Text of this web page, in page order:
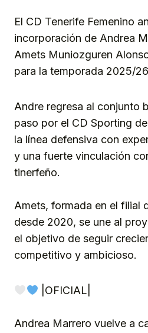
El CD Tenerife Femenino
incorporación de Andrea
Amets Muniozguren
para la temporada 2025/
Andre regresa al conjunto
paso por el CD Sporting
la línea defensiva con
y una fuerte vinculación
tinerfeño.
Amets, formada en el filial
desde 2020, se une al
el objetivo de seguir
competitivo y ambicioso.
|OFICIAL|
Andrea Marrero vuelve a